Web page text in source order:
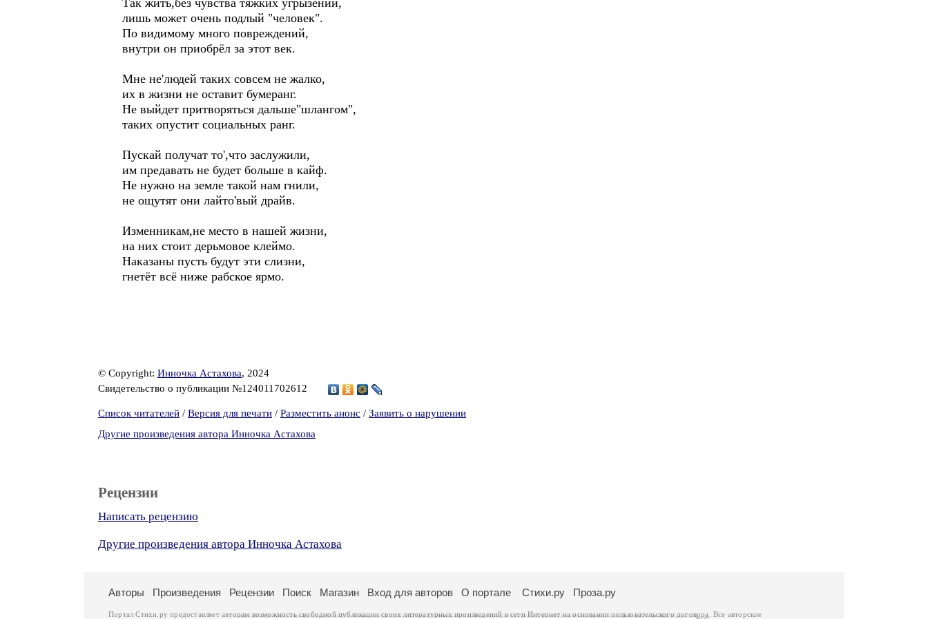
Так жить,без чувства тяжких угрызений,
лишь может очень подлый "человек".
По видимому много повреждений,
внутри он приобрёл за этот век.
Мне не'людей таких совсем не жалко,
их в жизни не оставит бумеранг.
Не выйдет притворяться дальше"шлангом",
таких опустит социальных ранг.
Пускай получат то',что заслужили,
им предавать не будет больше в кайф.
Не нужно на земле такой нам гнили,
не ощутят они лайто'вый драйв.
Изменникам,не место в нашей жизни,
на них стоит дерьмовое клеймо.
Наказаны пусть будут эти слизни,
гнетёт всё ниже рабское ярмо.
© Copyright: Инночка Астахова, 2024
Свидетельство о публикации №124011702612
Список читателей / Версия для печати / Разместить анонс / Заявить о нарушении
Другие произведения автора Инночка Астахова
Рецензии
Написать рецензию
Другие произведения автора Инночка Астахова
Авторы Произведения Рецензии Поиск Магазин Вход для авторов О портале Стихи.ру Проза.ру
Портал Стихи.ру предоставляет авторам возможность свободной публикации своих литературных произведений в сети Интернет на основаниипользовательского договора . Все авторские